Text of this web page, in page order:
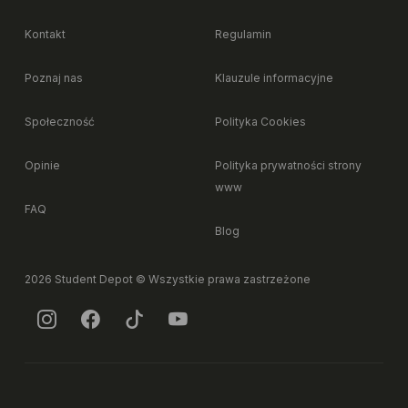
Czy mogę udekorować pokój po swojemu?
Czy mogę przywieźć własne meble?
Czy dostępna jest usługa sprzątania pokoju?
Kontakt
Poznaj nas
Społeczność
Opinie
FAQ
Regulamin
Klauzule informacyjne
Polityka Cookies
Polityka prywatności strony
www
Blog
2026 Student Depot © Wszystkie prawa zastrzeżone